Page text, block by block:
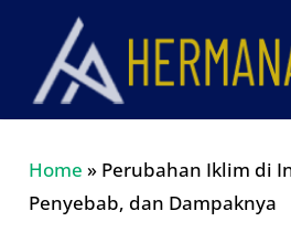
Home » Perubahan Iklim di
Penyebab, dan Dampaknya